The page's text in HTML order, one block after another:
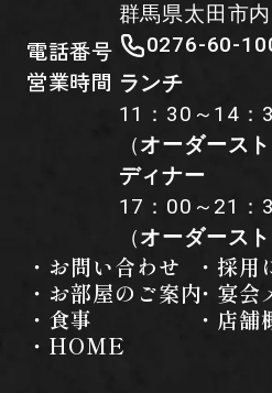
群馬県太田市
電話番号 0276-60-
営業時間 ランチ
11：30～14：
（オーダース
ディナー
17：00～21：
（オーダース
・お問い合わせ
・採用
・お部屋のご案内・宴会
・食事
・店舗
・HOME